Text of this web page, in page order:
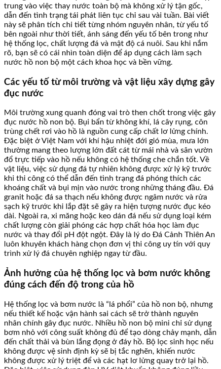
trung vào việc thay nước toàn bộ mà không xử lý tận gốc,
dẫn đến tình trạng tái phát liên tục chỉ sau vài tuần. Bài viết
này sẽ phân tích chi tiết từng nhóm nguyên nhân, từ yếu tố
bên ngoài như thời tiết, ánh sáng đến yếu tố bên trong như
hệ thống lọc, chất lượng đá và mật độ cá nuôi. Sau khi nắm
rõ, bạn sẽ có cái nhìn toàn diện để áp dụng cách làm sạch
nước hồ non bộ một cách khoa học và bền vững.
Các yếu tố từ môi trường và vật liệu xây dựng gây
đục nước
Môi trường xung quanh đóng vai trò then chốt trong việc gây
đục nước hồ non bộ. Bụi bẩn từ không khí, lá cây rụng, côn
trùng chết rơi vào hồ là nguồn cung cấp chất lơ lửng chính.
Đặc biệt ở Việt Nam với khí hậu nhiệt đới gió mùa, mưa lớn
thường mang theo lượng lớn đất cát từ mái nhà và sân vườn
đổ trực tiếp vào hồ nếu không có hệ thống che chắn tốt. Về
vật liệu, việc sử dụng đá tự nhiên không được xử lý kỹ trước
khi thi công có thể dẫn đến tình trạng đá phóng thích các
khoáng chất và bụi mịn vào nước trong những tháng đầu. Đá
granit hoặc đá sa thạch nếu không được ngâm nước và rửa
sạch kỹ trước khi lắp đặt sẽ gây ra hiện tượng nước đục kéo
dài. Ngoài ra, xi măng hoặc keo dán đá nếu sử dụng loại kém
chất lượng còn giải phóng các hợp chất hóa học làm đục
nước và thay đổi pH đột ngột. Đây là lý do Đá Cảnh Thiên An
luôn khuyên khách hàng chọn đơn vị thi công uy tín với quy
trình xử lý đá chuyên nghiệp ngay từ đầu.
Ảnh hưởng của hệ thống lọc và bơm nước không
đúng cách đến độ trong của hồ
Hệ thống lọc và bơm nước là “lá phổi” của hồ non bộ, nhưng
nếu thiết kế hoặc vận hành sai cách sẽ trở thành nguyên
nhân chính gây đục nước. Nhiều hồ non bộ mini chỉ sử dụng
bơm nhỏ với công suất không đủ để tạo dòng chảy mạnh, dẫn
đến chất thải và bùn lắng đọng ở đáy hồ. Bộ lọc sinh học nếu
không được vệ sinh định kỳ sẽ bị tắc nghẽn, khiến nước
không được xử lý triệt để và các hạt lơ lửng quay trở lại hồ.